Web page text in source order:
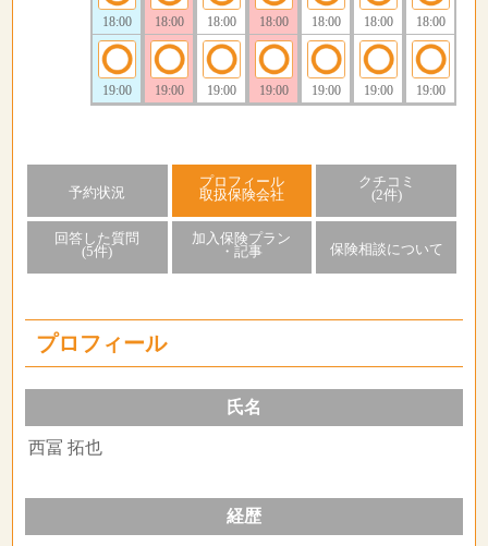
18:00
19:00
18:00
19:00
18:00
19:00
18:00
19:00
18:00
19:00
18:00
19:00
18:00
19:00
予約状況
プロフィール
取扱保険会社
クチコミ
(2件)
回答した質問
(5件)
加入保険プラン
・記事
保険相談について
プロフィール
氏名
西冨 拓也
経歴